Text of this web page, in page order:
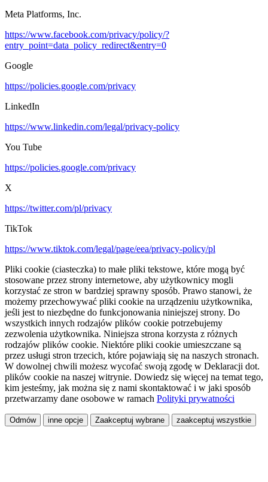
Meta Platforms, Inc.
https://www.facebook.com/privacy/policy/?
entry_point=data_policy_redirect&entry=0
Google
https://policies.google.com/privacy
LinkedIn
https://www.linkedin.com/legal/privacy-policy
You Tube
https://policies.google.com/privacy
X
https://twitter.com/pl/privacy
TikTok
https://www.tiktok.com/legal/page/eea/privacy-policy/pl
Pliki cookie (ciasteczka) to małe pliki tekstowe, które mogą być
stosowane przez strony internetowe, aby użytkownicy mogli
korzystać ze stron w bardziej sprawny sposób. Prawo stanowi, że
możemy przechowywać pliki cookie na urządzeniu użytkownika,
jeśli jest to niezbędne do funkcjonowania niniejszej strony. Do
wszystkich innych rodzajów plików cookie potrzebujemy
zezwolenia użytkownika. Niniejsza strona korzysta z różnych
rodzajów plików cookie. Niektóre pliki cookie umieszczane są
przez usługi stron trzecich, które pojawiają się na naszych stronach.
W dowolnej chwili możesz wycofać swoją zgodę w Deklaracji dot.
plików cookie na naszej witrynie. Dowiedz się więcej na temat tego,
kim jesteśmy, jak można się z nami skontaktować i w jaki sposób
przetwarzamy dane osobowe w ramach Polityki prywatności
Odmów inne opcje Zaakceptuj wybrane zaakceptuj wszystkie